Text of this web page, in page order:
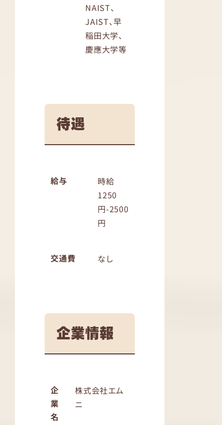
NAIST、
JAIST、早
稲田大学、
慶應大学等
待遇
給与
時給
1250
円-2500
円
交通費 なし
企業情報
企
業
名
株式会社エム
ニ